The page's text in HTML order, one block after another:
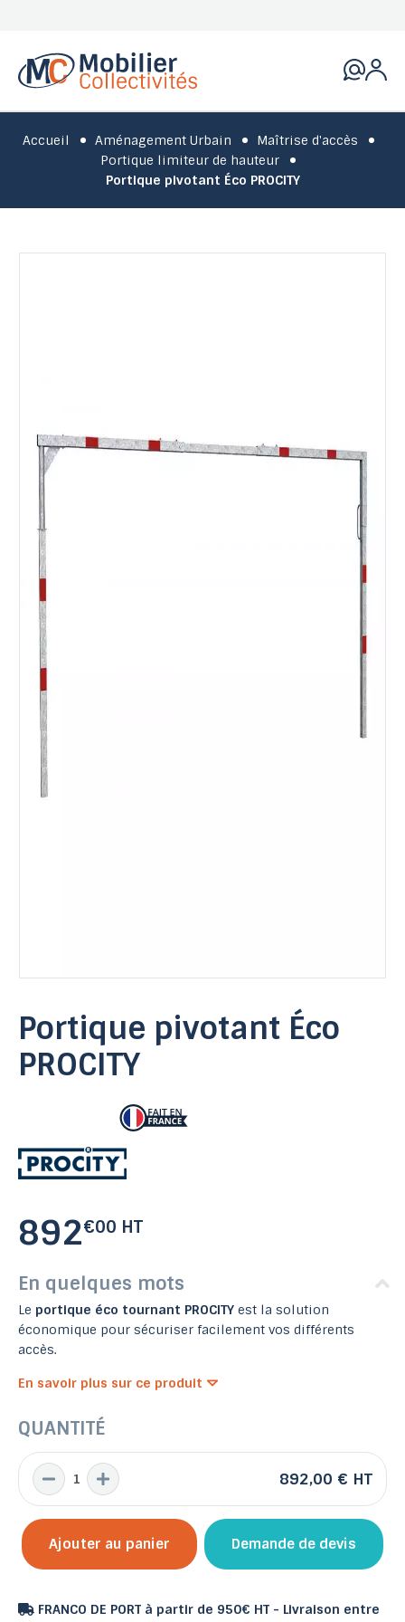
Accueil Aménagement Urbain
Maîtrise d'accès
Portique limiteur de hauteur
Portique pivotant Éco PROCITY
Portique pivotant Éco
PROCITY
892€00 HT
En quelques mots
Le portique éco tournant PROCITY est la solution
économique pour sécuriser facilement vos différents
accès.
En savoir plus sur ce produit
QUANTITÉ
892,00 € HT
Ajouter au panier Demande de devis
FRANCO DE PORT à partir de 950€ HT - Livraison entre